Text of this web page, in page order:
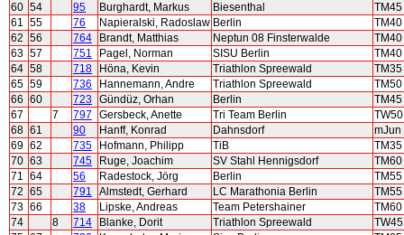
60 54 95 Burghardt, Markus Biesenthal
TM45
61 55 76 Napieralski, Radoslaw Berlin
TM40
62 56 764 Brandt, Matthias Neptun 08 Finsterwalde
TM40
63 57 751 Pagel, Norman SISU Berlin
TM40
64 58 718 Höna, Kevin Triathlon Spreewald
TM35
65 59 736 Hannemann, Andre Triathlon Spreewald
TM50
66 60 723 Gündüz, Orhan Berlin
TM45
67
7 797 Gersbeck, Anette Tri Team Berlin
TW50
68 61 90 Hanff, Konrad Dahnsdorf
mJun
69 62 735 Hofmann, Philipp TiB
TM35
70 63 745 Ruge, Joachim SV Stahl Hennigsdorf
TM60
71 64 56 Radestock, Jörg Berlin
TM55
72 65 791 Almstedt, Gerhard LC Marathonia Berlin
TM55
73 66 38 Lipske, Andreas Team Petershainer
TM60
74
8 714 Blanke, Dorit Triathlon Spreewald
TW45